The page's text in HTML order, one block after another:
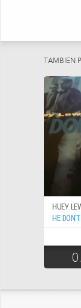
TAMBIEN
HUEY
HE